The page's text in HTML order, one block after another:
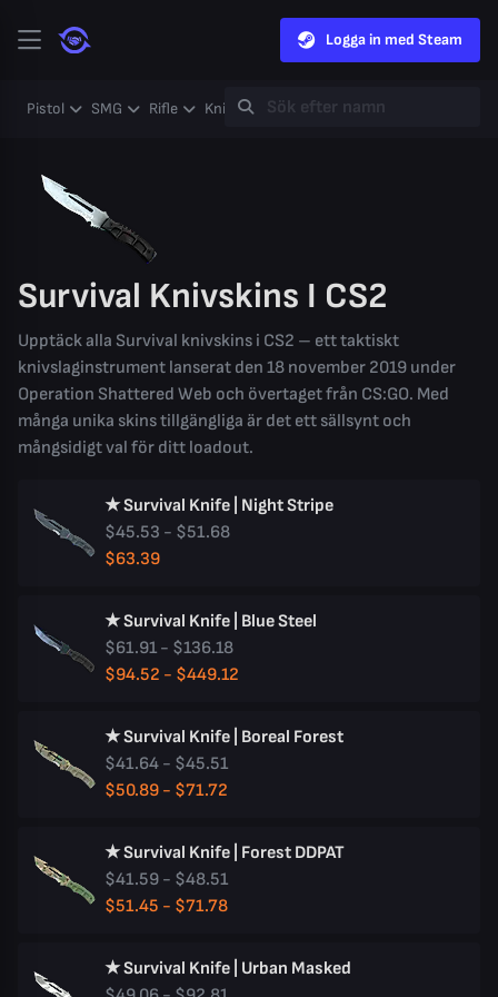
Logga in med Steam
Pistol SMG Rifle Knife Gloves Heavy
Survival Knivskins I CS2
Upptäck alla Survival knivskins i CS2 – ett taktiskt
knivslaginstrument lanserat den 18 november 2019 under
Operation Shattered Web och övertaget från CS:GO. Med
många unika skins tillgängliga är det ett sällsynt och
mångsidigt val för ditt loadout.
★ Survival Knife | Night Stripe
$45.53 - $51.68
$63.39
★ Survival Knife | Blue Steel
$61.91 - $136.18
$94.52 - $449.12
★ Survival Knife | Boreal Forest
$41.64 - $45.51
$50.89 - $71.72
★ Survival Knife | Forest DDPAT
$41.59 - $48.51
$51.45 - $71.78
★ Survival Knife | Urban Masked